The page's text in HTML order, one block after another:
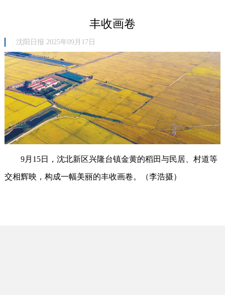
丰收画卷
沈阳日报 2025年09月17日
9月15日，沈北新区兴隆台镇金黄的稻田与民居、村道等
交相辉映，构成一幅美丽的丰收画卷。（李浩摄）